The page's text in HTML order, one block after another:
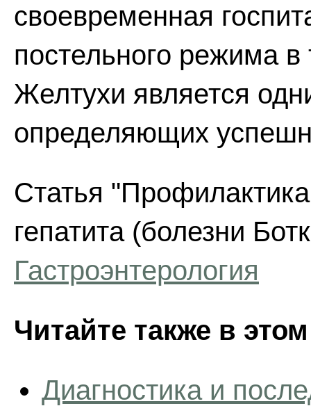
своевременная
постельного режима в
Желтухи является
определяющих
Статья
гепатита (болезни
Гастроэнтерология
Читайте также в
Диагностика и